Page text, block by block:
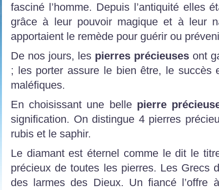
fasciné l’homme. Depuis l’antiquité elles
grâce à leur pouvoir magique et à leur
apportaient le remède pour guérir ou
De nos jours, les pierres précieuses ont
; les porter assure le bien être, le succès
maléfiques.
En choisissant une belle pierre
signification. On distingue 4 pierres
rubis et le saphir.
Le diamant est éternel comme le dit le
précieux de toutes les pierres. Les Grecs
des larmes des Dieux. Un fiancé